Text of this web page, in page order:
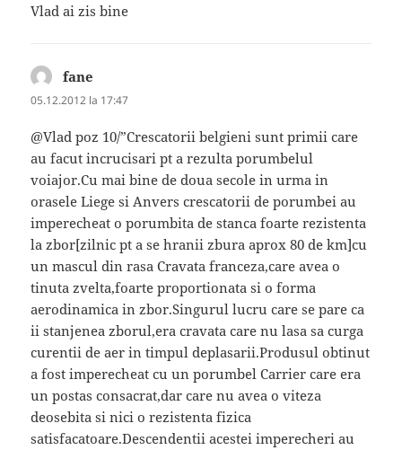
Vlad ai zis bine
fane
05.12.2012 la 17:47
@Vlad poz 10/”Crescatorii belgieni sunt primii care
au facut incrucisari pt a rezulta porumbelul
voiajor.Cu mai bine de doua secole in urma in
orasele Liege si Anvers crescatorii de porumbei au
imperecheat o porumbita de stanca foarte rezistenta
la zbor[zilnic pt a se hranii zbura aprox 80 de km]cu
un mascul din rasa Cravata franceza,care avea o
tinuta zvelta,foarte proportionata si o forma
aerodinamica in zbor.Singurul lucru care se pare ca
ii stanjenea zborul,era cravata care nu lasa sa curga
curentii de aer in timpul deplasarii.Produsul obtinut
a fost imperecheat cu un porumbel Carrier care era
un postas consacrat,dar care nu avea o viteza
deosebita si nici o rezistenta fizica
satisfacatoare.Descendentii acestei imperecheri au